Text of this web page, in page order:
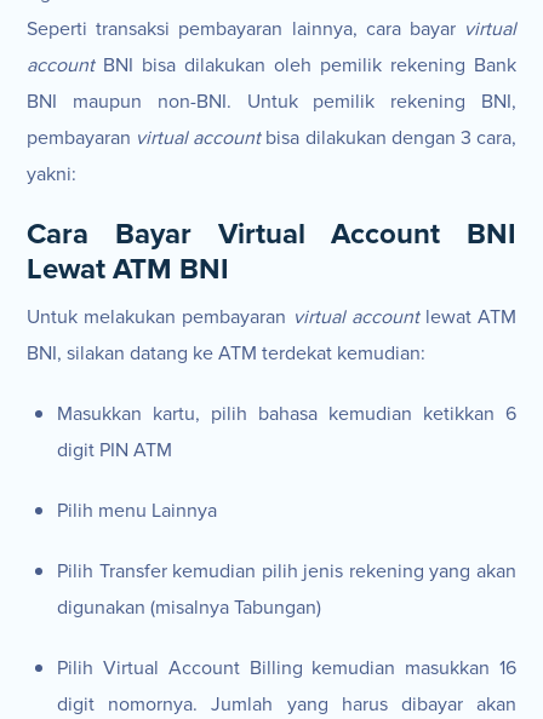
Seperti transaksi pembayaran lainnya, cara bayar virtual
accountBNI bisa dilakukan oleh pemilik rekening Bank
BNI maupun non-BNI. Untuk pemilik rekening BNI,
pembayaran virtual accountbisa dilakukan dengan 3 cara,
yakni:
Cara Bayar Virtual Account BNI
Lewat ATM BNI
Untuk melakukan pembayaran virtual accountlewat ATM
BNI, silakan datang ke ATM terdekat kemudian:
Masukkan kartu, pilih bahasa kemudian ketikkan 6
digit PIN ATM
Pilih menu Lainnya
Pilih Transfer kemudian pilih jenis rekening yang akan
digunakan (misalnya Tabungan)
Pilih Virtual Account Billing kemudian masukkan 16
digit nomornya. Jumlah yang harus dibayar akan